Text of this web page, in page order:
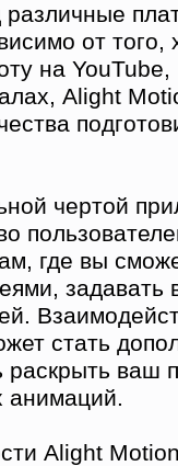
различные
от того,
на
Alight
чертой
где вы
задавать
стать
ваш
анимаций.
Alight